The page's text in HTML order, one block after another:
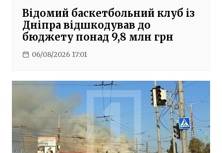
Відомий баскетбольний клуб із
Дніпра відшкодував до
бюджету понад 9,8 млн грн
06/08/2026 17:01